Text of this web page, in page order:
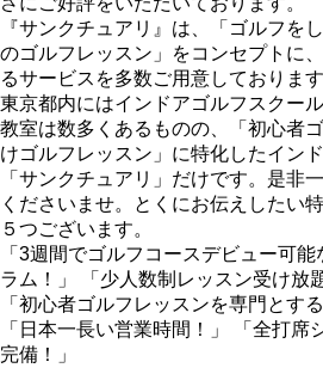
『サンクチュアリ』は、「ゴルフを
のゴルフレッスン」をコンセプトに
るサービスを多数ご用意しております
東京都内にはインドアゴルフスクー
教室は数多くあるものの、「初心者
けゴルフレッスン」に特化したイン
「サンクチュアリ」だけです。是非
くださいませ。とくにお伝えしたい
５つございます。
「3週間でゴルフコースデビュー可
ラム！」 「少人数制レッスン受け放
「初心者ゴルフレッスンを専門とす
「日本一長い営業時間！」 「全打席
完備！」